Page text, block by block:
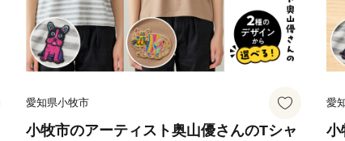
臨海工業地帯の中核となり
昭和29年には高砂町・荒
浜村を併せ現在の高砂市
愛知県小牧市
小牧市のアーティスト奥山優さんのTシャ
愛
小